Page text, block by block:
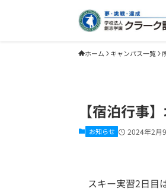
ホーム キャンパス一覧
【宿泊行事
お知らせ 2024年2月
スキー実習2日目